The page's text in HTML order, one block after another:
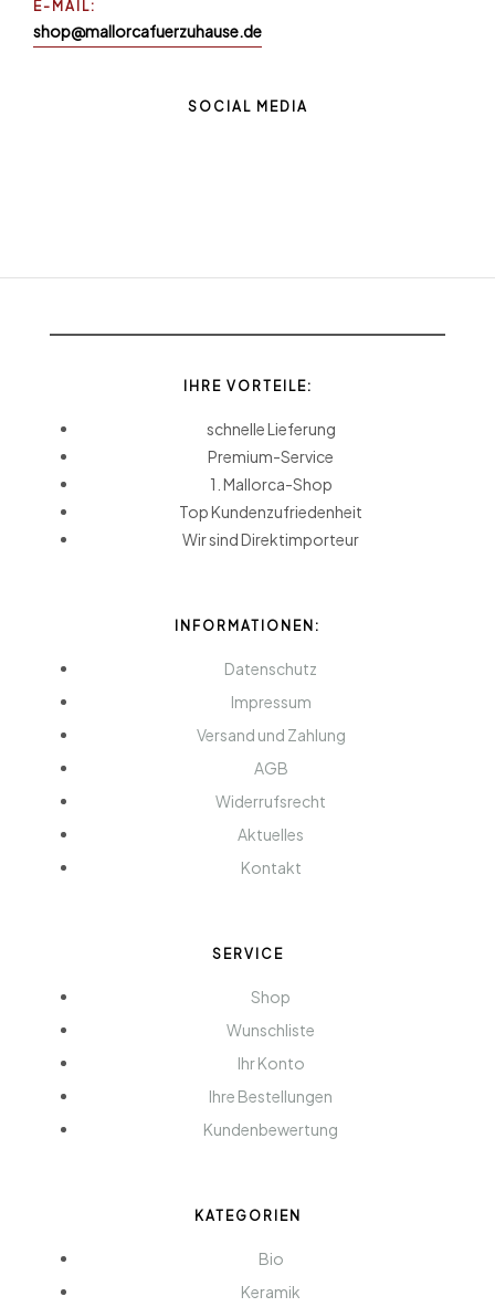
E-MAIL:
shop@mallorcafuerzuhause.de
SOCIAL MEDIA
IHRE VORTEILE:
schnelle Lieferung
Premium-Service
1. Mallorca-Shop
Top Kundenzufriedenheit
Wir sind Direktimporteur
INFORMATIONEN:
Datenschutz
Impressum
Versand und Zahlung
AGB
Widerrufsrecht
Aktuelles
Kontakt
SERVICE
Shop
Wunschliste
Ihr Konto
Ihre Bestellungen
Kundenbewertung
KATEGORIEN
Bio
Keramik